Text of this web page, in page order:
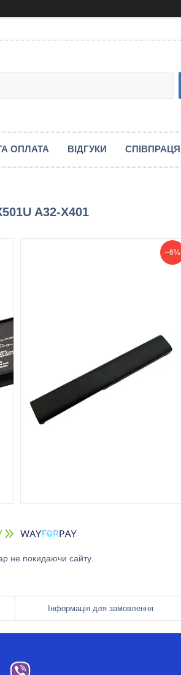
ОПЛАТА ВІДГУКИ СПІВПРАЦЯ
A32-X401
–6%
не покидаючи сайту.
Інформація для замовлення